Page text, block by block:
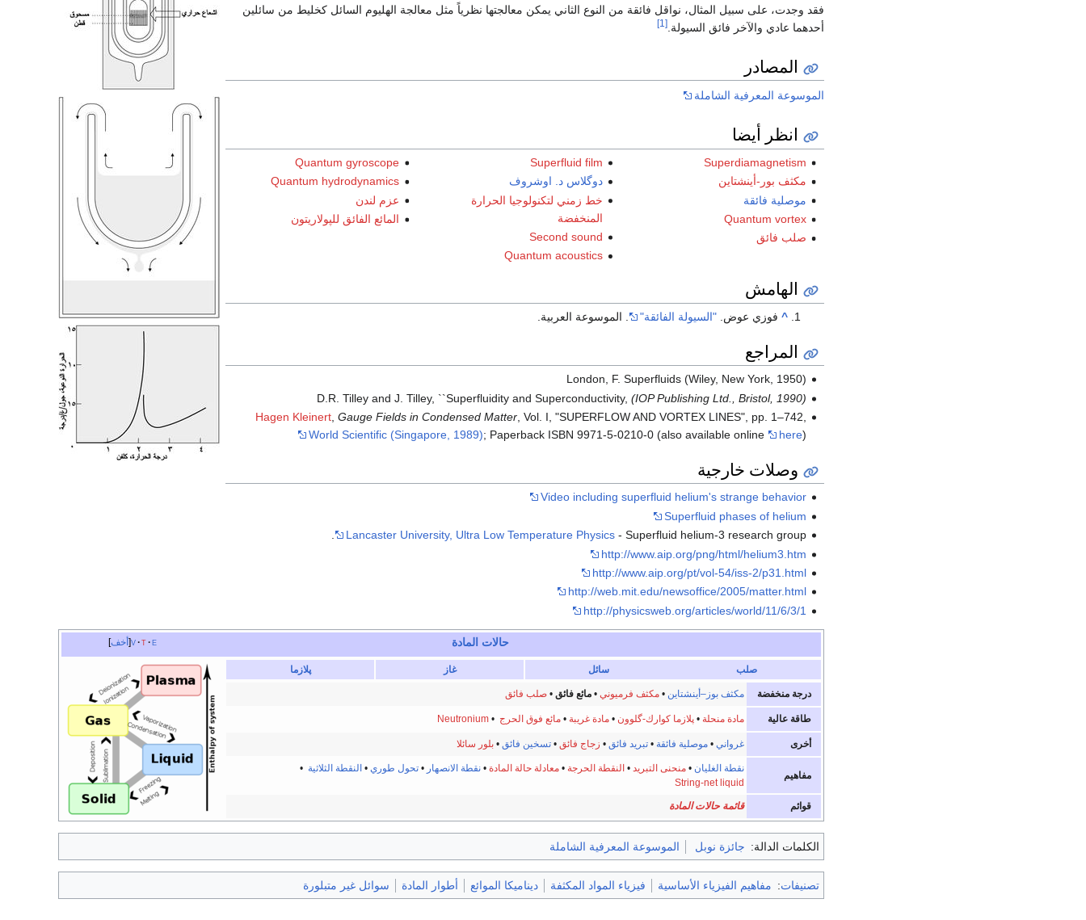
فقد وجدت، على سبيل المثال، نواقل فائقة من النوع الثاني يمكن معالجتها نظرياً مثل معالجة الهليوم السائل كخليط من سائلين
أحدهما عادي والآخر فائق السيولة. [1]
المصادر
الموسوعة المعرفية الشاملة
انظر أيضا
Superdiamagnetism
مكثف بور-أينشتاين
موصلية فائقة
Quantum vortex
صلب فائق
Superfluid film
دوگلاس د. اوشروف
خط زمني لتكنولوجيا الحرارة
المنخفضة
Second sound
Quantum acoustics
Quantum gyroscope
Quantum hydrodynamics
عزم لندن
المائع الفائق للپولاريتون
الهامش
^ فوزي عوض. "السيولة الفائقة" . الموسوعة العربية.
المراجع
London, F. Superfluids (Wiley, New York, 1950)
D.R. Tilley and J. Tilley, ``Superfluidity and Superconductivity, (IOP Publishing Ltd., Bristol, 1990)
Hagen Kleinert, Gauge Fields in Condensed Matter, Vol. I, "SUPERFLOW AND VORTEX LINES", pp. 1–742,
World Scientific (Singapore, 1989); Paperback ISBN 9971-5-0210-0 (also available online here)
وصلات خارجية
Video including superfluid helium's strange behavior
Superfluid phases of helium
Lancaster University, Ultra Low Temperature Physics- Superfluid helium-3 research group.
http://www.aip.org/png/html/helium3.htm
http://www.aip.org/pt/vol-54/iss-2/p31.html
http://web.mit.edu/newsoffice/2005/matter.html
http://physicsweb.org/articles/world/11/6/3/1
أخف v t e حالات المادة
صلب سائل غاز پلازما
درجة منخفضة مكثف بوز–أينشتاين •مكثف فرميوني •مائع فائق •صلب فائق
طاقة عالية مادة منحلة •پلازما كوارك-گلوون •مادة غريبة •مائع فوق الحرج •
Neutronium
أخرى غرواني •موصلية فائقة •تبريد فائق • زجاج فائق •تسخين فائق •بلور سائلا
مفاهيم
نقطة الغليان •منحنى التبريد • النقطة الحرجة •معادلة حالة المادة •نقطة الانصهار •تحول طوري • النقطة الثلاثية •
String-net liquid
قوائم قائمة حالات المادة
الكلمات الدالة: جائزة نوبل الموسوعة المعرفية الشاملة
تصنيفات: مفاهيم الفيزياء الأساسية فيزياء المواد المكثفة ديناميكا الموائع أطوار المادة سوائل غير متبلورة